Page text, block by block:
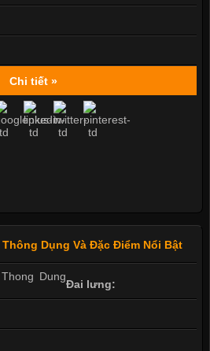
Chi tiết »
Dụng Và Đặc Điểm Nổi Bật
Đai lưng: